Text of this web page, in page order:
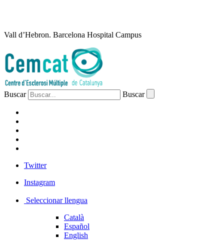
Vall d’Hebron. Barcelona Hospital Campus
Buscar Buscar
Twitter
Instagram
Seleccionar llengua
Català
Español
English